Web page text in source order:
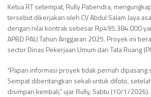
Ketua RT setempat, Rully Pabendra,
tersebut dikerjakan oleh CV Abdul Salam Jaya
dengan nilai kontrak sebesar Rp495.384.000
APBD PALI Tahun Anggaran 2025. Proyek ini
sector Dinas Pekerjaan Umum dan Tata Ruang
“Papan informasi proyek tidak pernah dipasang
Sempat dibentangkan sekali untuk difoto,
disimpan kembali,” ujar Rully, Sabtu (10/1/2026).